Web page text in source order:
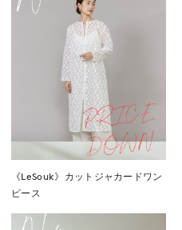
《LeSouk》カットジャカードワン
ピース